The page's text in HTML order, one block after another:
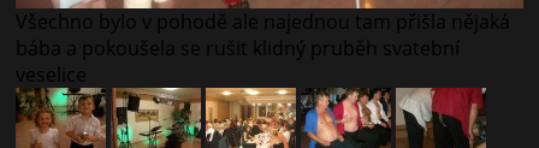
Všechno bylo v pohodě ale najednou tam přišla nějaká
bába a pokoušela se rušit klidný pruběh svatební
veselice